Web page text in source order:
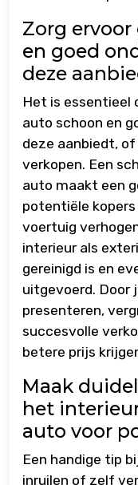
Zorg
en goed
deze
Het is essentieel
auto schoon en
deze aanbiedt,
verkopen. Een
auto maakt een
potentiële kopers
voertuig
interieur als
gereinigd is en
uitgevoerd. Door
presenteren,
succesvolle
betere prijs
Maak
het
auto voor
Een handige tip
inruilen of zelf